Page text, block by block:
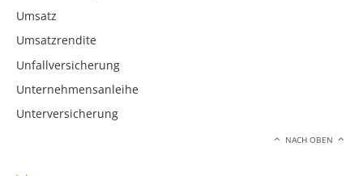
Umsatz
Umsatzrendite
Unfallversicherung
Unternehmensanleihe
Unterversicherung
NACH OBEN